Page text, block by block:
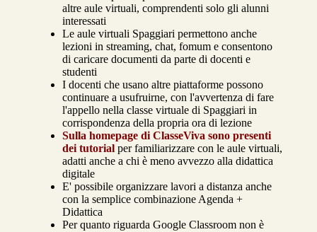
altre aule virtuali, comprendenti solo gli alunni
interessati
Le aule virtuali Spaggiari permettono anche
lezioni in streaming, chat, fomum e consentono
di caricare documenti da parte di docenti e
studenti
I docenti che usano altre piattaforme possono
continuare a usufruirne, con l'avvertenza di fare
l'appello nella classe virtuale di Spaggiari in
corrispondenza della propria ora di lezione
Sulla homepage di ClasseViva sono presenti
dei tutorial per familiarizzare con le aule virtuali,
adatti anche a chi è meno avvezzo alla didattica
digitale
E' possibile organizzare lavori a distanza anche
con la semplice combinazione Agenda +
Didattica
Per quanto riguarda Google Classroom non è